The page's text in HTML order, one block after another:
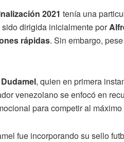
2021 tenía una
dirigida inicialmente por
rápidas. Sin embargo,
, quien en primera
venezolano se enfocó en
para competir al máximo
fue incorporando su sello